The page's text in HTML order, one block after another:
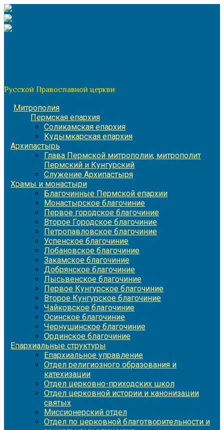
Перейти
к
содержимому
Русской Православной церкви
Митрополия
Пермская епархия
Соликамская епархия
Кудымкарская епархия
Архипастырь
Глава Пермской митрополии, митрополит
Пермский и Кунгурский
Служение Архипастыря
Храмы и монастыри
Благочинные Пермской епархии
Монастырское благочиние
Первое городское благочиние
Второе Городское благочиние
Петропавловское благочиние
Успенское благочиние
Лобановское благочиние
Закамское благочиние
Добрянское благочиние
Лысьвенское благочиние
Первое Кунгурское благочиние
Второе Кунгурское благочиние
Чайковское благочиние
Осинское благочиние
Чернушинское благочиние
Ординское благочиние
Епархиальные структуры
Епархиальное управление
Отдел религиозного образования и
катехизации
Отдел церковно-приходских школ
Отдел церковной истории и канонизации
святых
Миссионерский отдел
Отдел по церковной благотворительности и